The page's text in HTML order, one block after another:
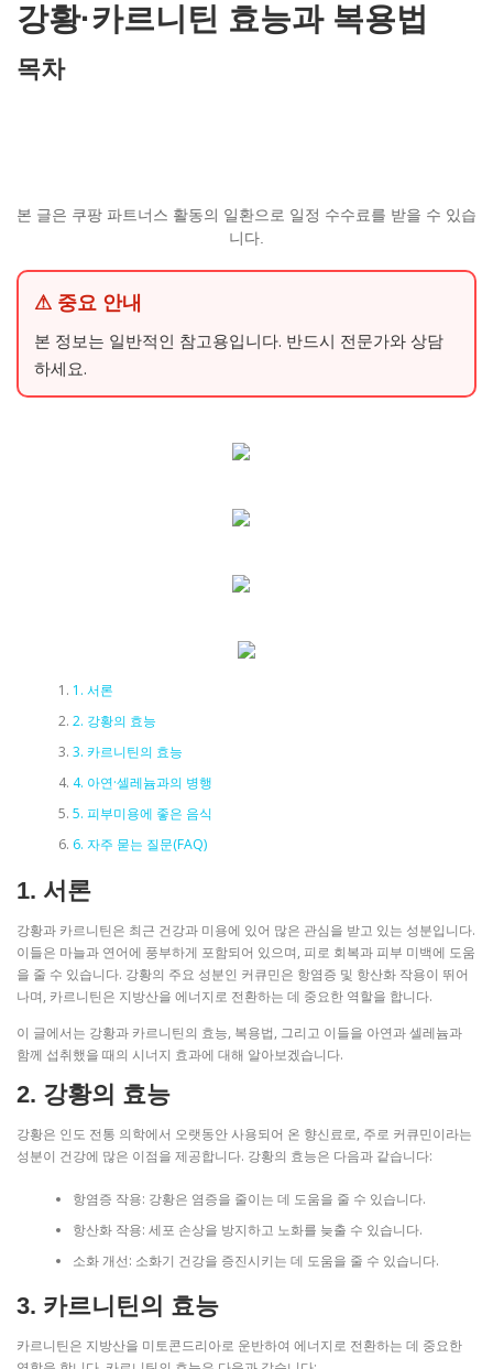
강황·카르니틴 효능과 복용법
목차
본 글은 쿠팡 파트너스 활동의 일환으로 일정 수수료를 받을 수 있습
니다.
⚠ 중요 안내
본 정보는 일반적인 참고용입니다. 반드시 전문가와 상담
하세요.
1. 서론
2. 강황의 효능
3. 카르니틴의 효능
4. 아연·셀레늄과의 병행
5. 피부미용에 좋은 음식
6. 자주 묻는 질문(FAQ)
1. 서론
강황과 카르니틴은 최근 건강과 미용에 있어 많은 관심을 받고 있는 성분입니다.
이들은 마늘과 연어에 풍부하게 포함되어 있으며, 피로 회복과 피부 미백에 도움
을 줄 수 있습니다. 강황의 주요 성분인 커큐민은 항염증 및 항산화 작용이 뛰어
나며, 카르니틴은 지방산을 에너지로 전환하는 데 중요한 역할을 합니다.
이 글에서는 강황과 카르니틴의 효능, 복용법, 그리고 이들을 아연과 셀레늄과
함께 섭취했을 때의 시너지 효과에 대해 알아보겠습니다.
2. 강황의 효능
강황은 인도 전통 의학에서 오랫동안 사용되어 온 향신료로, 주로 커큐민이라는
성분이 건강에 많은 이점을 제공합니다. 강황의 효능은 다음과 같습니다:
항염증 작용: 강황은 염증을 줄이는 데 도움을 줄 수 있습니다.
항산화 작용: 세포 손상을 방지하고 노화를 늦출 수 있습니다.
소화 개선: 소화기 건강을 증진시키는 데 도움을 줄 수 있습니다.
3. 카르니틴의 효능
카르니틴은 지방산을 미토콘드리아로 운반하여 에너지로 전환하는 데 중요한